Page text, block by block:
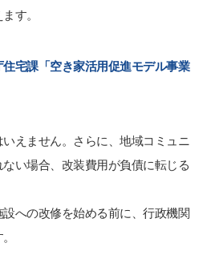
す。
宅課「空き家活用促進モデル事業
えません。さらに、地域コミュニ
い場合、改装費用が負債に転じる
への改修を始める前に、行政機関